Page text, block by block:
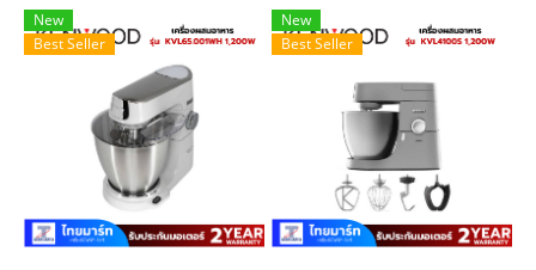
ลักษณ์ภายนอกของตัวเครื่องที่มี
ความทันสมัย และฟังก์ชันการใช้
งานที่ง่าย ตอบโจทย์ทุกการซักผ้า
ได้อย่างลงตัว
New
Best Seller
New
Best Seller